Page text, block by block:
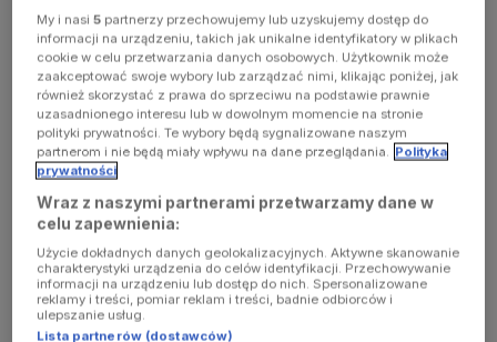
occurred
(see the
browser
console for
more
information)
My i nasi5 partnerzy przechowujemy lub uzyskujemy dostęp do
informacji na urządzeniu, takich jak unikalne identyfikatory w plikach
cookie w celu przetwarzania danych osobowych. Użytkownik może
zaakceptować swoje wybory lub zarządzać nimi, klikając poniżej, jak
również skorzystać z prawa do sprzeciwu na podstawie prawnie
uzasadnionego interesu lub w dowolnym momencie na stronie
polityki prywatności. Te wybory będą sygnalizowane naszym
partnerom i nie będą miały wpływu na dane przeglądania. Polityka
prywatności
Wraz z naszymi partnerami przetwarzamy dane w
celu zapewnienia:
Użycie dokładnych danych geolokalizacyjnych. Aktywne skanowanie
charakterystyki urządzenia do celów identyfikacji. Przechowywanie
informacji na urządzeniu lub dostęp do nich. Spersonalizowane
reklamy i treści, pomiar reklam i treści, badnie odbiorców i
ulepszanie usług.
Lista partnerów (dostawców)